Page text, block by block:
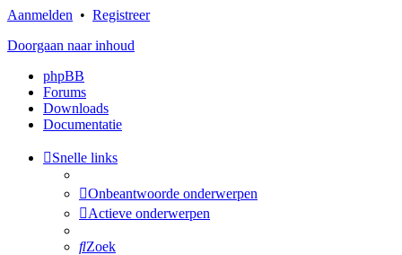
Aanmelden • Registreer
Doorgaan naar inhoud
phpBB
Forums
Downloads
Documentatie
Snelle links
Onbeantwoorde onderwerpen
Actieve onderwerpen
Zoek